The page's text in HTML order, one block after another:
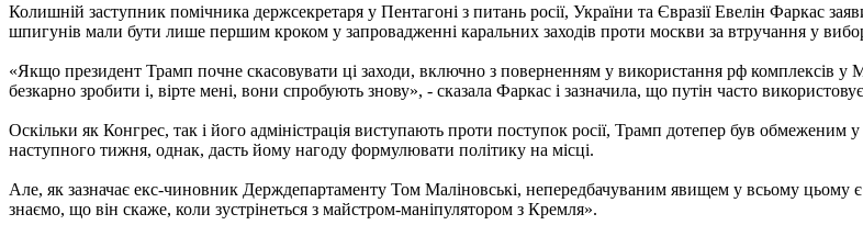
Колишній заступник помічника держсекретаря у Пентагоні з питань росії, України та Євразії Евелін Фаркас
шпигунів мали бути лише першим кроком у запровадженні каральних заходів проти москви за втручання у
«Якщо президент Трамп почне скасовувати ці заходи, включно з поверненням у використання рф комплексів
безкарно зробити і, вірте мені, вони спробують знову», - сказала Фаркас і зазначила, що путін часто
Оскільки як Конгрес, так і його адміністрація виступають проти поступок росії, Трамп дотепер був
наступного тижня, однак, дасть йому нагоду формулювати політику на місці.
Але, як зазначає екс-чиновник Держдепартаменту Том Маліновські, непередбачуваним явищем у всьому
знаємо, що він скаже, коли зустрінеться з майстром-маніпулятором з Кремля».